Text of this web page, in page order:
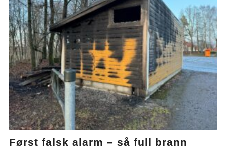
Først falsk alarm – så full brann